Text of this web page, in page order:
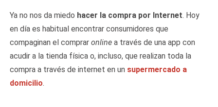
Ya no nos da miedo hacer la compra por Internet. Hoy
en día es habitual encontrar consumidores que
compaginan el comprar online a través de una app con
acudir a la tienda física o, incluso, que realizan toda la
compra a través de internet en un supermercado a
domicilio.